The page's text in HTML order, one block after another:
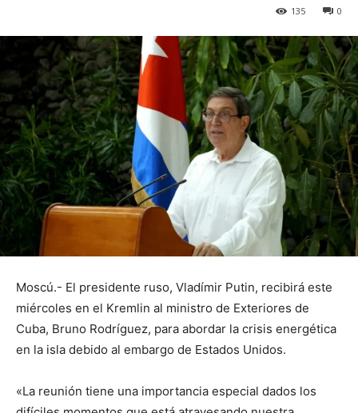
0
135
Moscú.- El presidente ruso, Vladímir Putin, recibirá este
miércoles en el Kremlin al ministro de Exteriores de
Cuba, Bruno Rodríguez, para abordar la crisis energética
en la isla debido al embargo de Estados Unidos.
«La reunión tiene una importancia especial dados los